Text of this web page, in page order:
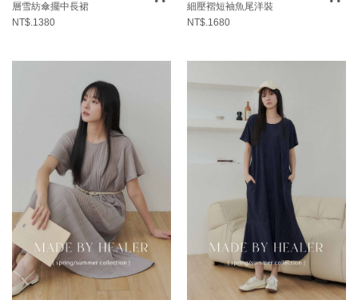
層雪紡傘擺中長裙
NT$.1380
細壓褶短袖魚尾洋裝
NT$.1680